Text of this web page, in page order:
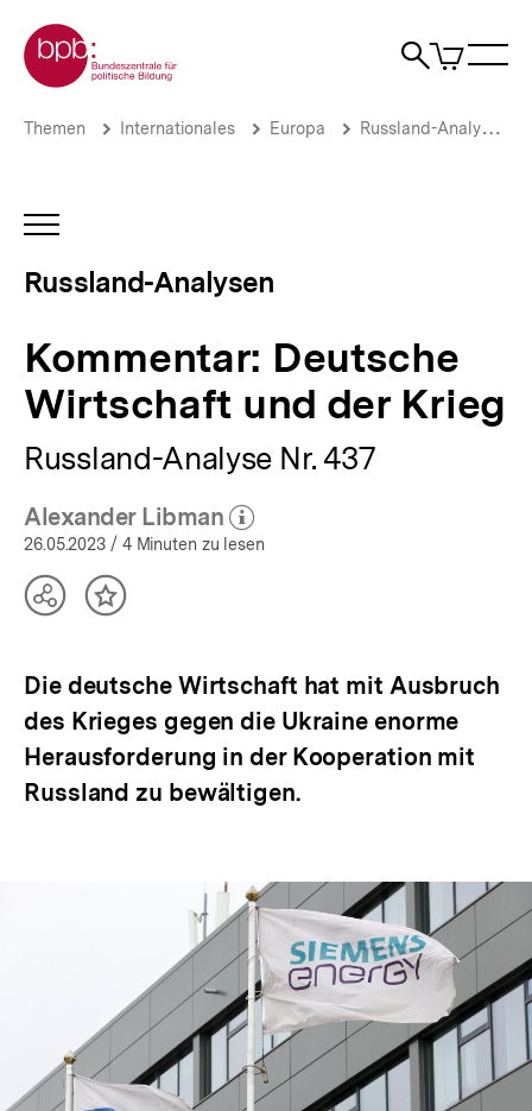
zum
Seiteninhalt
springen
Zur Startseite der bpb
Suche
Artikel
im
Kommentar:
der
Krieg
Russland-
bpb.de
Brotkrümelnavigation
Pfadnavigation
Themen Internationales Europa Russland-Analysen
INHALTSNAVIGATION
Russland-Analysen
Kommentar: Deutsche
Wirtschaft und der Krieg
Russland-Analyse Nr. 437
Alexander Libman
(Mehr zum Autor)
öffnen
26.05.2023 / 4 Minuten zu lesen
TeilenInhalt
Die deutsche Wirtschaft hat mit Ausbruch
des Krieges gegen die Ukraine enorme
Herausforderung in der Kooperation mit
Russland zu bewältigen.